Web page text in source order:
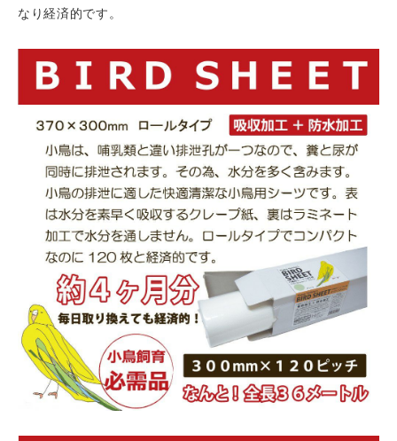
なり経済的です。